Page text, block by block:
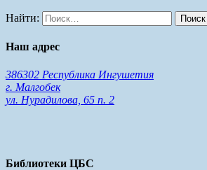
Найти:
Наш адрес
386302 Республика Ингушетия
г. Малгобек
ул. Нурадилова, 65 п. 2
Библиотеки ЦБС